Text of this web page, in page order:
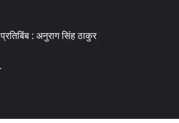
: अनुराग सिंह ठाकुर